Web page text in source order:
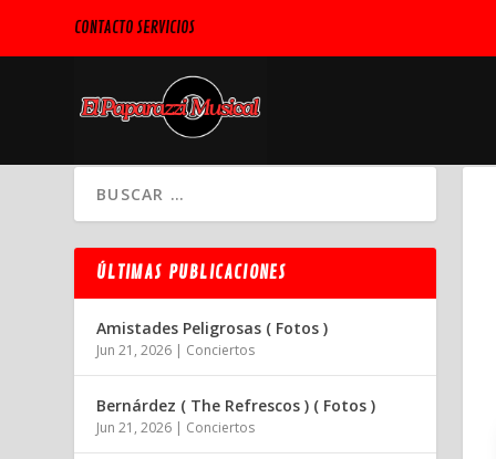
CONTACTO SERVICIOS
ÚLTIMAS PUBLICACIONES
Amistades Peligrosas ( Fotos )
Jun 21, 2026 | Conciertos
Bernárdez ( The Refrescos ) ( Fotos )
Jun 21, 2026 | Conciertos